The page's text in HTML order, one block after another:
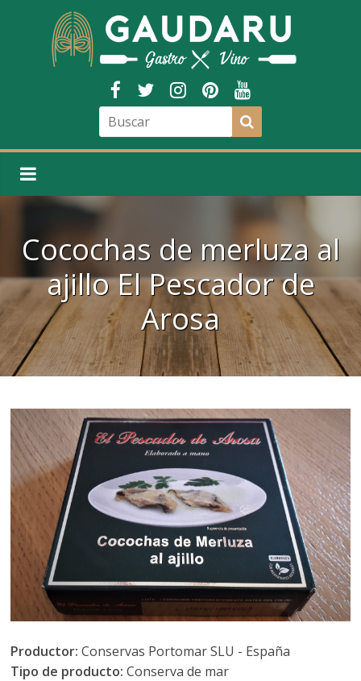
Cocochas de merluza al
ajillo El Pescador de
Arosa
Productor: Conservas Portomar SLU - España
Tipo de producto:Conserva de mar